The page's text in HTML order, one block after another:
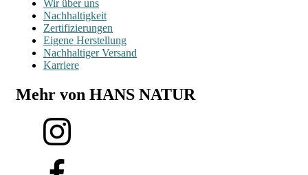
Wir über uns
Nachhaltigkeit
Zertifizierungen
Eigene Herstellung
Nachhaltiger Versand
Karriere
Mehr von HANS NATUR